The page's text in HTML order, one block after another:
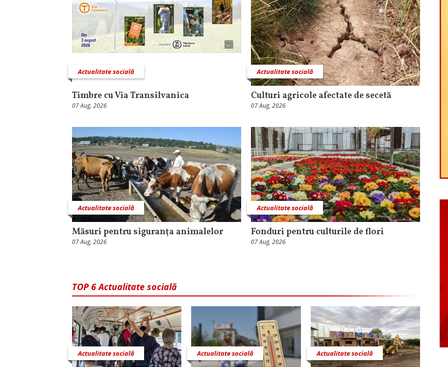
Actualitate socială
Timbre cu Via Transilvanica
07 Aug, 2026
Actualitate socială
Culturi agricole afectate de secetă
07 Aug, 2026
Actualitate socială
Măsuri pentru siguranţa animalelor
07 Aug, 2026
Actualitate socială
Fonduri pentru culturile de flori
07 Aug, 2026
TOP 6 Actualitate socială
Actualitate socială Actualitate socială Actualitate socială